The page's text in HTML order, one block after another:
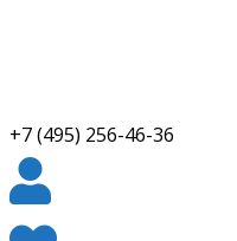
+7 (495) 256-46-36